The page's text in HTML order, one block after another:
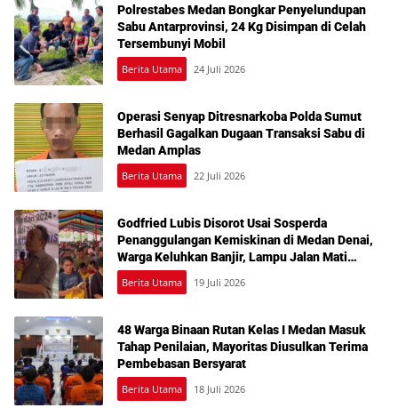
Polrestabes Medan Bongkar Penyelundupan
Sabu Antarprovinsi, 24 Kg Disimpan di Celah
Tersembunyi Mobil
Berita Utama 24 Juli 2026
Operasi Senyap Ditresnarkoba Polda Sumut
Berhasil Gagalkan Dugaan Transaksi Sabu di
Medan Amplas
Berita Utama 22 Juli 2026
Godfried Lubis Disorot Usai Sosperda
Penanggulangan Kemiskinan di Medan Denai,
Warga Keluhkan Banjir, Lampu Jalan Mati
hingga Sulit Akses Bantuan
Berita Utama 19 Juli 2026
48 Warga Binaan Rutan Kelas I Medan Masuk
Tahap Penilaian, Mayoritas Diusulkan Terima
Pembebasan Bersyarat
Berita Utama 18 Juli 2026